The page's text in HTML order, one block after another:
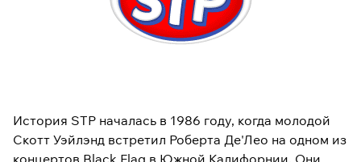
История STP началась в 1986 году, когда молодой
Скотт Уэйлэнд встретил Роберта Де'Лео на одном из
концертов Black Flag в Южной Калифорнии. Они